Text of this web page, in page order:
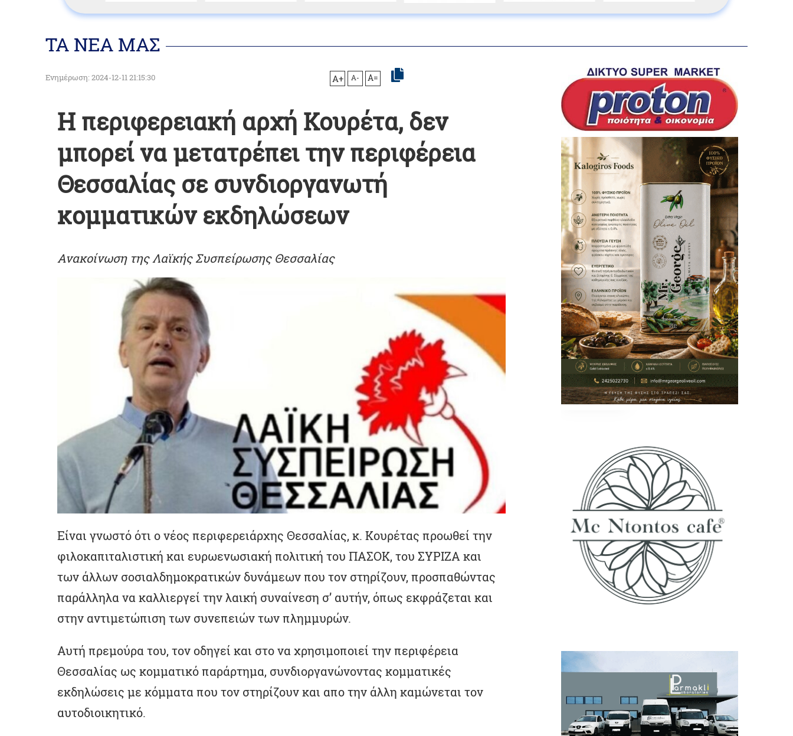
ΤΑ ΝΕΑ ΜΑΣ
Ενημέρωση: 2024-12-11 21:15:30 A+ A- A=
Η περιφερειακή αρχή Κουρέτα, δεν
μπορεί να μετατρέπει την περιφέρεια
Θεσσαλίας σε συνδιοργανωτή
κομματικών εκδηλώσεων
Ανακοίνωση της Λαϊκής Συσπείρωσης Θεσσαλίας
Είναι γνωστό ότι ο νέος περιφερειάρχης Θεσσαλίας, κ. Κουρέτας προωθεί την
φιλοκαπιταλιστική και ευρωενωσιακή πολιτική του ΠΑΣΟΚ, του ΣΥΡΙΖΑ και
των άλλων σοσιαλδημοκρατικών δυνάμεων που τον στηρίζουν, προσπαθώντας
παράλληλα να καλλιεργεί την λαική συναίνεση σ’ αυτήν, όπως εκφράζεται και
στην αντιμετώπιση των συνεπειών των πλημμυρών.
Αυτή πρεμούρα του, τον οδηγεί και στο να χρησιμοποιεί την περιφέρεια
Θεσσαλίας ως κομματικό παράρτημα, συνδιοργανώνοντας κομματικές
εκδηλώσεις με κόμματα που τον στηρίζουν και απο την άλλη καμώνεται τον
αυτοδιοικητικό.